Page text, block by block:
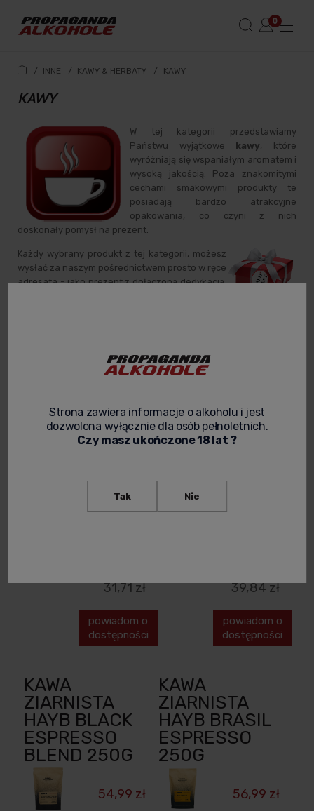
/ INNE / KAWY & HERBATY / KAWY
KAWY
W tej kategorii przedstawiamy
Państwu wyjątkowe kawy, które
wyróżniają się wspaniałym aromatem i
wysoką jakością. Poza znakomitymi
cechami smakowymi produkty te
posiadają bardzo atrakcyjne
opakowania, co czyni z nich
doskonały pomysł na prezent.
Każdy wybrany produkt z tej kategorii, możesz
wysłać za naszym pośrednictwem prosto w ręce
adresata - jako prezent z dołączoną dedykacją.
Filtruj / sortuj
KAWA
MIELONA
ESENCIA
SPECIALITY
31,71 zł
powiadom o
dostępności
KAWA
ZIARNISTA
MAGNO
SPECIALITY
250G
39,84 zł
powiadom o
dostępności
KAWA
ZIARNISTA
HAYB BLACK
ESPRESSO
BLEND 250G
54,99 zł
KAWA
ZIARNISTA
HAYB BRASIL
ESPRESSO
250G
56,99 zł
Strona zawiera informacje o alkoholu i jest
dozwolona wyłącznie dla osób pełnoletnich.
Czy masz ukończone 18 lat ?
Tak Nie